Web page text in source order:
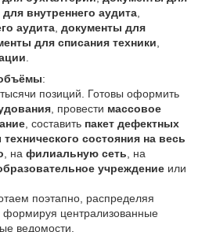
внутреннего аудита
аудита документы для
для списания техники
:
позиций. Готовы оформить
, провести массовое
, составить пакет дефектных
технического состояния на весь
, на филиальную сеть , на
учреждение или
поэтапно, распределяя
централизованные
ведомости.